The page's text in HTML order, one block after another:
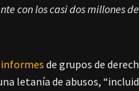
con los casi dos millones
informes de grupos de
letanía de abusos,